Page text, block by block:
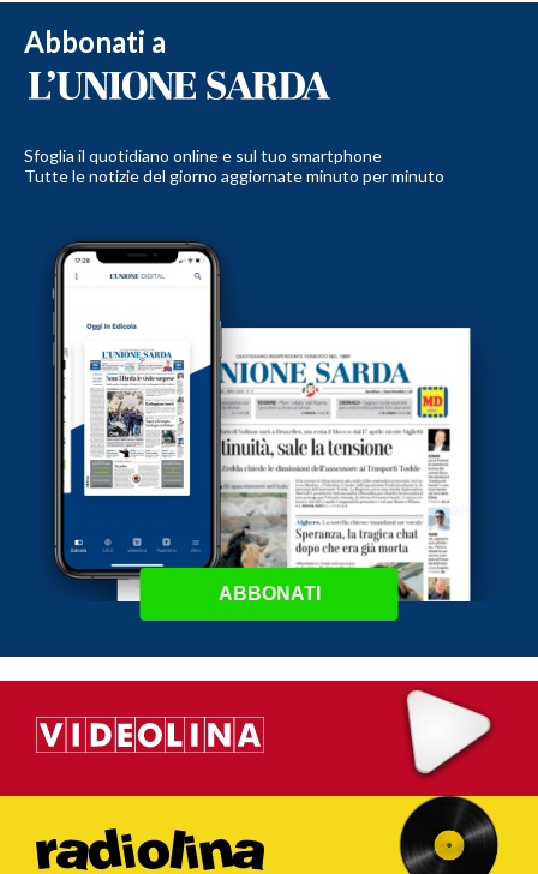
Abbonati a
Sfoglia il quotidiano online e sul tuo smartphone
Tutte le notizie del giorno aggiornate minuto per minuto
ABBONATI